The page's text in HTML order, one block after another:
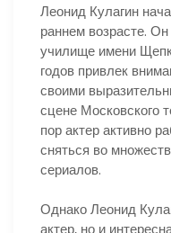
Леонид Кулагин
раннем возрасте.
училище имени
годов привлек
своими
сцене Московского
пор актер активно
сняться во
сериалов.
Однако Леонид
актер, но и